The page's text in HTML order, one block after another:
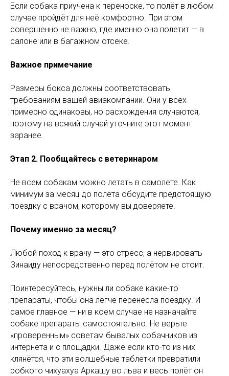
Если собака приучена к переноске, то полёт в любом
случае пройдёт для неё комфортно. При этом
совершенно не важно, где именно она полетит — в
салоне или в багажном отсеке.
Важное примечание
Размеры бокса должны соответствовать
требованиям вашей авиакомпании. Они у всех
примерно одинаковы, но расхождения случаются,
поэтому на всякий случай уточните этот момент
заранее.
Этап 2. Пообщайтесь с ветеринаром
Не всем собакам можно летать в самолете. Как
минимум за месяц до полёта обсудите предстоящую
поездку с врачом, которому вы доверяете.
Почему именно за месяц?
Любой поход к врачу — это стресс, а нервировать
Зинаиду непосредственно перед полётом не стоит.
Поинтересуйтесь, нужны ли собаке какие-то
препараты, чтобы она легче перенесла поездку. И
самое главное — ни в коем случае не назначайте
собаке препараты самостоятельно. Не верьте
«проверенным» советам бывалых собачников из
интернета и с площадки. Даже если кто-то из них
клянётся, что эти волшебные таблетки превратили
робкого чихуахуа Аркашу во льва и весь полёт он